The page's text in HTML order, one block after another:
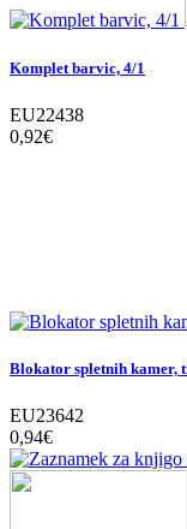
Komplet barvic, 4/1
EU22438
0,92‎€
Blokator spletnih kamer,
EU23642
0,94‎€